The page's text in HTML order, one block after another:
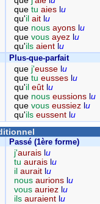
quetuaies lu
qu'ilait lu
que nousayons lu
quevousayez lu
qu'ilsaient lu
Plus-que-parfait
que j'eusse lu
quetueusses lu
qu'ileût lu
que nouseussions lu
quevouseussiez lu
qu'ilseussent lu
Passé (1ère forme)
j'aurais lu
tuaurais lu
ilaurait lu
nousaurions lu
vousauriez lu
ilsauraient lu